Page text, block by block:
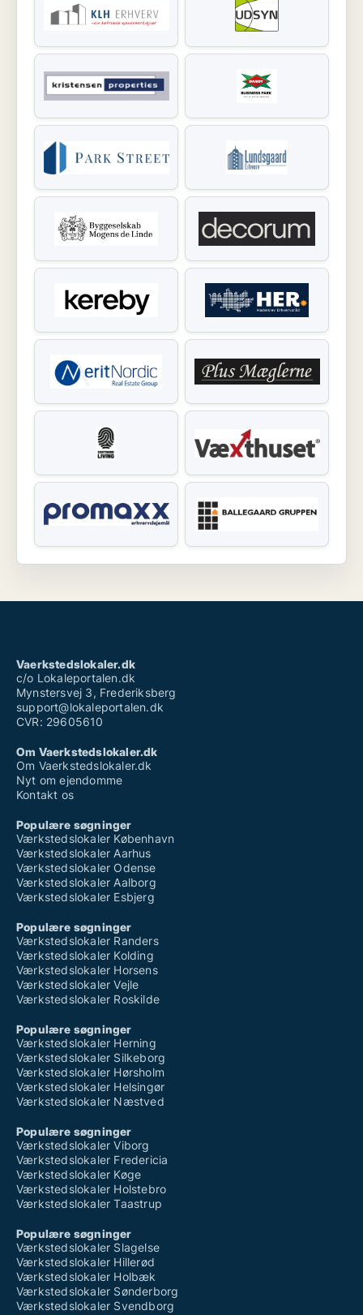
Vaerkstedslokaler.dk
c/o Lokaleportalen.dk
Mynstersvej 3, Frederiksberg
support@lokaleportalen.dk
CVR: 29605610
Om Vaerkstedslokaler.dk
Om Vaerkstedslokaler.dk
Nyt om ejendomme
Kontakt os
Populære søgninger
Værkstedslokaler København
Værkstedslokaler Aarhus
Værkstedslokaler Odense
Værkstedslokaler Aalborg
Værkstedslokaler Esbjerg
Populære søgninger
Værkstedslokaler Randers
Værkstedslokaler Kolding
Værkstedslokaler Horsens
Værkstedslokaler Vejle
Værkstedslokaler Roskilde
Populære søgninger
Værkstedslokaler Herning
Værkstedslokaler Silkeborg
Værkstedslokaler Hørsholm
Værkstedslokaler Helsingør
Værkstedslokaler Næstved
Populære søgninger
Værkstedslokaler Viborg
Værkstedslokaler Fredericia
Værkstedslokaler Køge
Værkstedslokaler Holstebro
Værkstedslokaler Taastrup
Populære søgninger
Værkstedslokaler Slagelse
Værkstedslokaler Hillerød
Værkstedslokaler Holbæk
Værkstedslokaler Sønderborg
Værkstedslokaler Svendborg